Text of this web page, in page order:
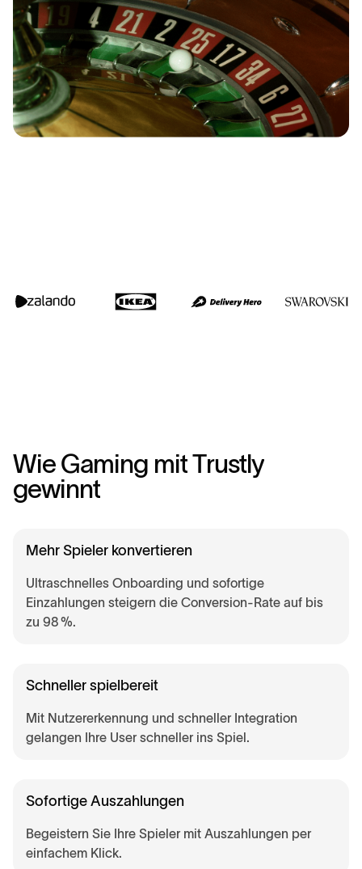
Wie Gaming mitTrustly
gewinnt
Mehr Spieler konvertieren
Ultraschnelles Onboarding und sofortige
Einzahlungen steigern die Conversion-Rate auf bis
zu 98 %.
Schneller spielbereit
Mit Nutzererkennung und schneller Integration
gelangen Ihre User schneller ins Spiel.
Sofortige Auszahlungen
Begeistern Sie Ihre Spieler mit Auszahlungen per
einfachem Klick.